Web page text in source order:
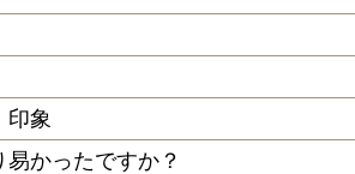
印象
かったですか？